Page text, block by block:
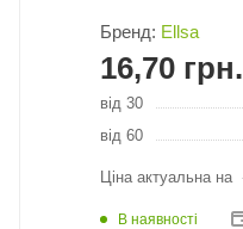
Бренд: Ellsa
16,70 грн.
від 30
від 60
Ціна актуальна на
В наявності